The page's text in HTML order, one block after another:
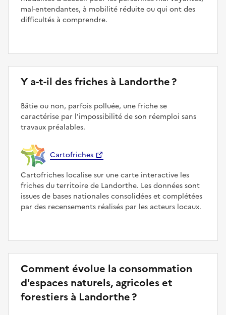
mal-entendantes, à mobilité réduite ou qui ont des
difficultés à comprendre.
Y a-t-il des friches à Landorthe ?
Bâtie ou non, parfois polluée, une friche se
caractérise par l'impossibilité de son réemploi sans
travaux préalables.
Cartofriches
Cartofriches localise sur une carte interactive les
friches du territoire de Landorthe. Les données sont
issues de bases nationales consolidées et complétées
par des recensements réalisés par les acteurs locaux.
Comment évolue la consommation
d'espaces naturels, agricoles et
forestiers à Landorthe ?